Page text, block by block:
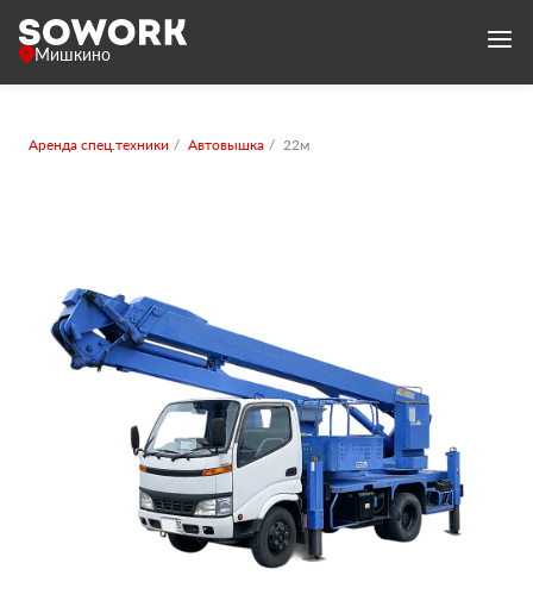
Мишкино
Аренда спец.техники Автовышка 22м